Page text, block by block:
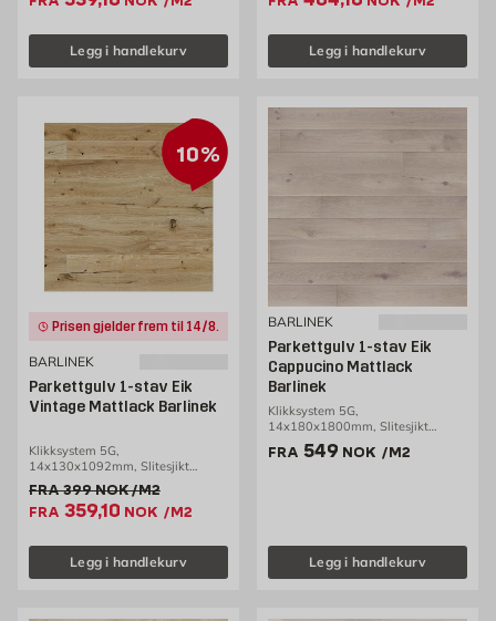
Legg i handlekurv Legg i handlekurv
10%
Prisen gjelder frem til 14/8.
BARLINEK
Parkettgulv 1-stav Eik
Vintage Mattlack Barlinek
Klikksystem 5G,
14x130x1092mm, Slitesjikt
2,5mm, 0,99m2/pakke
FRAGammel pris 399 NOK /m2
399NOK/M2
FRA Ekstrapris 359.1 NOK /m2
359,10 NOK /M2
Legg i handlekurv
BARLINEK
Parkettgulv 1-stav Eik
Cappucino Mattlack
Barlinek
Klikksystem 5G,
14x180x1800mm, Slitesjikt
2,5mm, 2,26m2/pakke
FRA Pris 549 NOK /m2
549 NOK /M2
Legg i handlekurv